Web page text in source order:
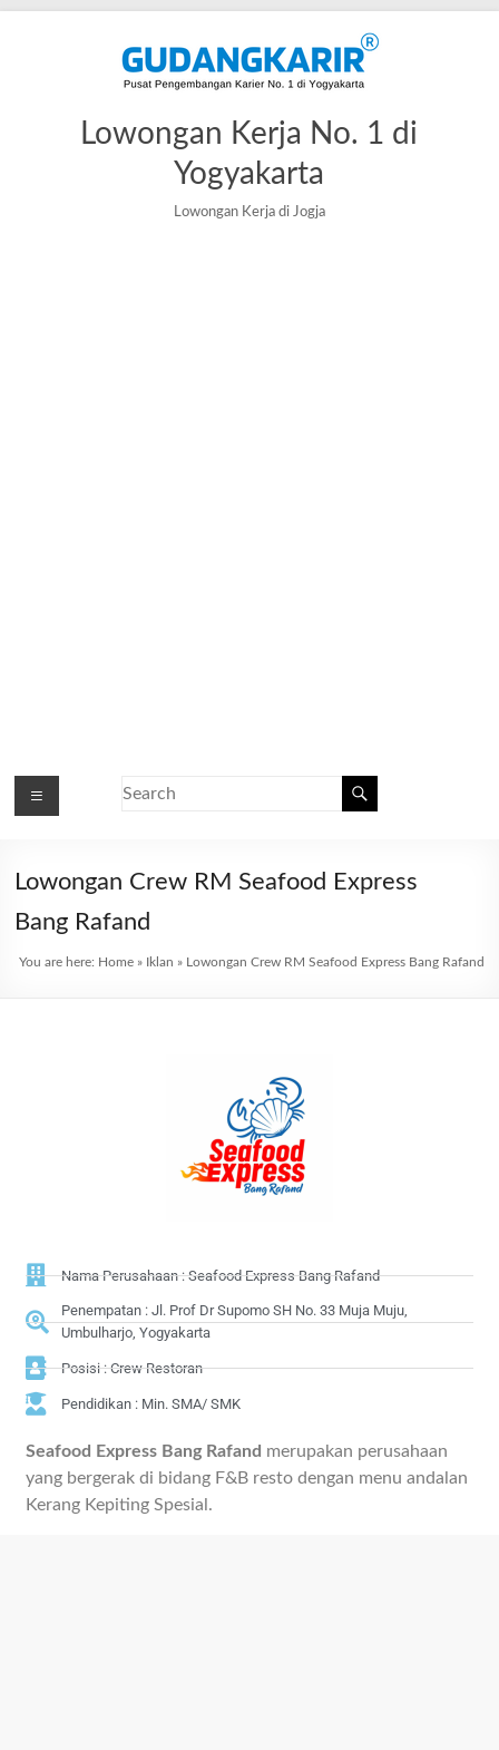
Lowongan Kerja No. 1 di
Yogyakarta
Lowongan Kerja di Jogja
Lowongan Crew RM Seafood Express
Bang Rafand
You are here: Home» Iklan » Lowongan Crew RM Seafood Express Bang Rafand
Nama Perusahaan : Seafood Express Bang Rafand
Penempatan : Jl. Prof Dr Supomo SH No. 33 Muja Muju,
Umbulharjo, Yogyakarta
Posisi : Crew Restoran
Pendidikan : Min. SMA/ SMK
Seafood Express Bang Rafand merupakan perusahaan
yang bergerak di bidang F&B resto dengan menu andalan
Kerang Kepiting Spesial.